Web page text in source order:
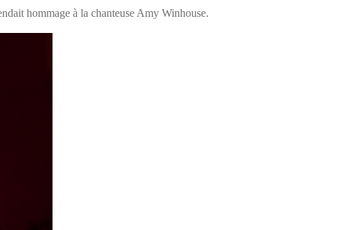
hommage à la chanteuse Amy Winhouse.